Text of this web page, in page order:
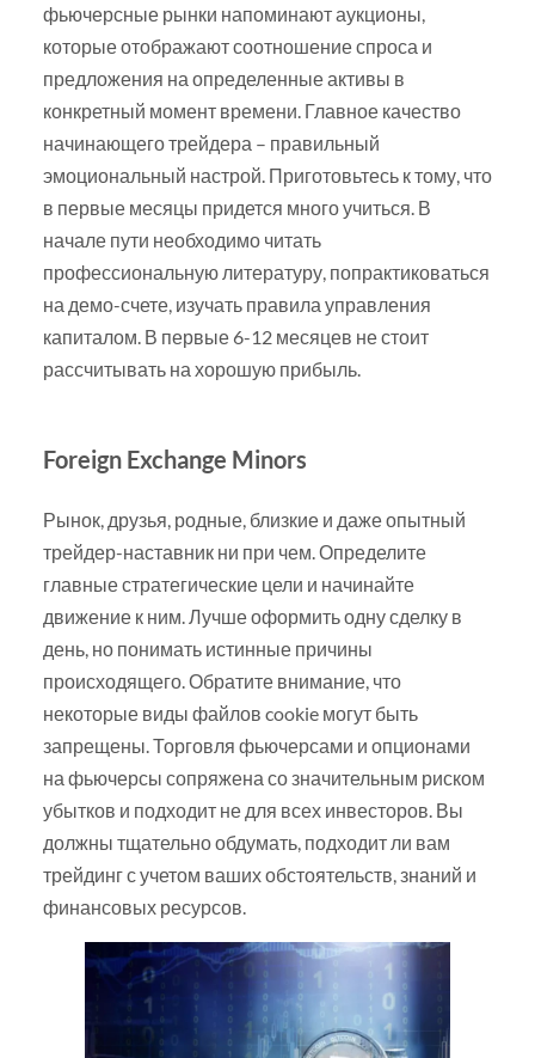
фьючерсные рынки напоминают аукционы,
которые отображают соотношение спроса и
предложения на определенные активы в
конкретный момент времени. Главное качество
начинающего трейдера – правильный
эмоциональный настрой. Приготовьтесь к тому, что
в первые месяцы придется много учиться. В
начале пути необходимо читать
профессиональную литературу, попрактиковаться
на демо-счете, изучать правила управления
капиталом. В первые 6-12 месяцев не стоит
рассчитывать на хорошую прибыль.
Foreign Exchange Minors
Рынок, друзья, родные, близкие и даже опытный
трейдер-наставник ни при чем. Определите
главные стратегические цели и начинайте
движение к ним. Лучше оформить одну сделку в
день, но понимать истинные причины
происходящего. Обратите внимание, что
некоторые виды файлов cookie могут быть
запрещены. Торговля фьючерсами и опционами
на фьючерсы сопряжена со значительным риском
убытков и подходит не для всех инвесторов. Вы
должны тщательно обдумать, подходит ли вам
трейдинг с учетом ваших обстоятельств, знаний и
финансовых ресурсов.